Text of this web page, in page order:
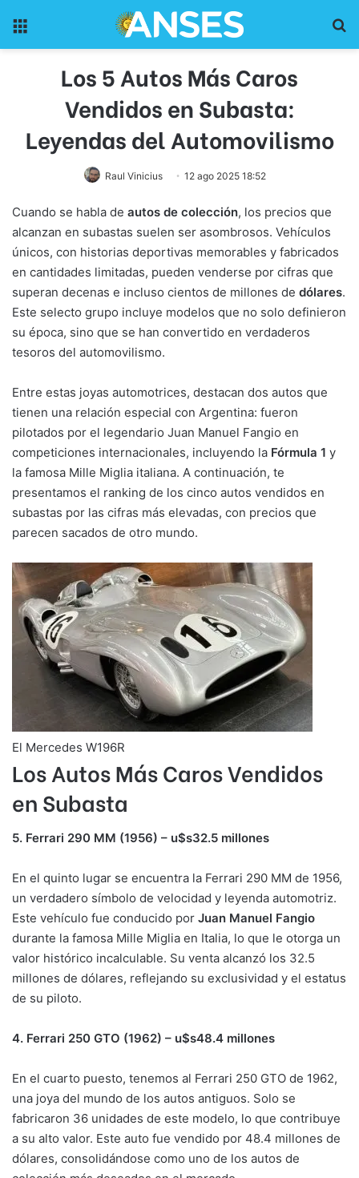
Los 5 Autos Más Caros
Vendidos en Subasta:
Leyendas del Automovilismo
Raul Vinicius 12 ago 2025 18:52
Cuando se habla de autos de colección, los precios que
alcanzan en subastas suelen ser asombrosos. Vehículos
únicos, con historias deportivas memorables y fabricados
en cantidades limitadas, pueden venderse por cifras que
superan decenas e incluso cientos de millones de dólares.
Este selecto grupo incluye modelos que no solo definieron
su época, sino que se han convertido en verdaderos
tesoros del automovilismo.
Entre estas joyas automotrices, destacan dos autos que
tienen una relación especial con Argentina: fueron
pilotados por el legendario Juan Manuel Fangio en
competiciones internacionales, incluyendo la Fórmula 1 y
la famosa Mille Miglia italiana. A continuación, te
presentamos el ranking de los cinco autos vendidos en
subastas por las cifras más elevadas, con precios que
parecen sacados de otro mundo.
El Mercedes W196R
Los Autos Más Caros Vendidos
en Subasta
5. Ferrari 290 MM (1956) – u$s32.5 millones
En el quinto lugar se encuentra la Ferrari 290 MM de 1956,
un verdadero símbolo de velocidad y leyenda automotriz.
Este vehículo fue conducido por Juan Manuel Fangio
durante la famosa Mille Miglia en Italia, lo que le otorga un
valor histórico incalculable. Su venta alcanzó los 32.5
millones de dólares, reflejando su exclusividad y el estatus
de su piloto.
4. Ferrari 250 GTO (1962) – u$s48.4 millones
En el cuarto puesto, tenemos al Ferrari 250 GTO de 1962,
una joya del mundo de los autos antiguos. Solo se
fabricaron 36 unidades de este modelo, lo que contribuye
a su alto valor. Este auto fue vendido por 48.4 millones de
dólares, consolidándose como uno de los autos de